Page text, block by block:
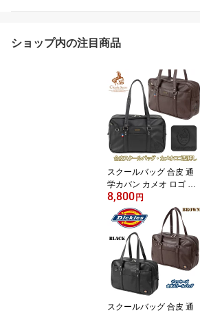
ショップ内の注目商品
スクールバッグ 合皮 通
学カバン カメオ ロゴ 型
押 女子高生 ブラック ブ
ラウン CH-G10 Chocola
Sucre ショコラシュクレ
(スクールバック/スクバ/
バッグ/スクール/サブバ
ッグ/革/黒/茶/女子/かわい
い/丈夫/ブランド/人気/通
学/中学生/高校生/最強配
送)(店頭受取対応商品)
8,800 円
スクールバッグ 合皮 通